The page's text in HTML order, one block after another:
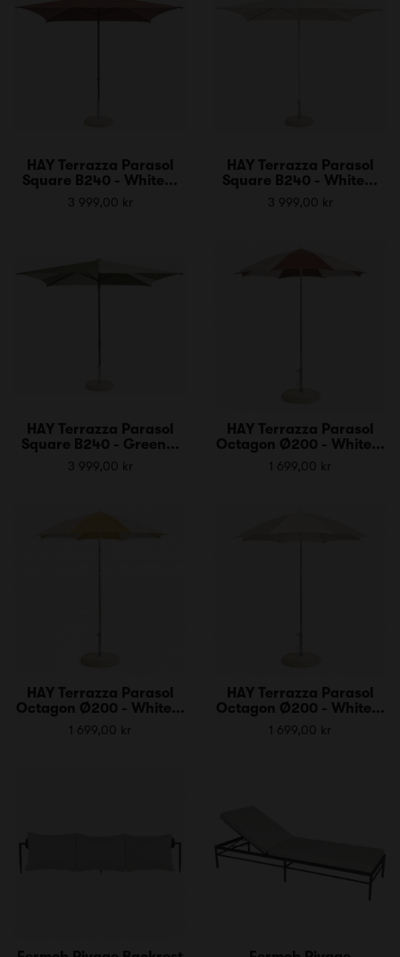
HAY Terrazza Parasol
Square B240 - White...
3 999,00 kr
HAY Terrazza Parasol
Square B240 - White...
3 999,00 kr
HAY Terrazza Parasol
Square B240 - Green...
3 999,00 kr
HAY Terrazza Parasol
Octagon Ø200 - White...
1 699,00 kr
HAY Terrazza Parasol
Octagon Ø200 - White...
1 699,00 kr
HAY Terrazza Parasol
Octagon Ø200 - White...
1 699,00 kr